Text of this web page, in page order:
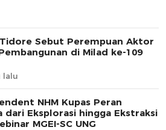
Sebut Perempuan Aktor
di Milad ke-109
lalu
NHM Kupas Peran
dari Eksplorasi hingga Ekstraksi
MGEI-SC UNG